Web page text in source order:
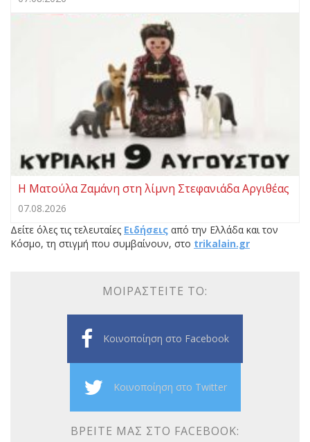
Η Ματούλα Ζαμάνη στη λίμνη Στεφανιάδα Αργιθέας
07.08.2026
Δείτε όλες τις τελευταίες Ειδήσεις από την Ελλάδα και τον
Κόσμο, τη στιγμή που συμβαίνουν, στο trikalain.gr
ΜΟΙΡΑΣΤΕΊΤΕ ΤΟ:
Κοινοποίηση στο Facebook
Κοινοποίηση στο Twitter
ΒΡΕΊΤΕ ΜΑΣ ΣΤΟ FACEBOOK: